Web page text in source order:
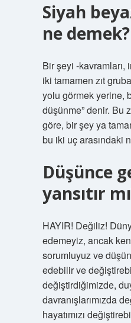
Siyah
ne demek?
Bir şeyi -kavramları,
iki tamamen zıt
yolu görmek yerine,
düşünme” denir. Bu
göre, bir şey ya
bu iki uç arasındaki
Düşünce
yansıtır
HAYIR! Değiliz!
edemeyiz, ancak
sorumluyuz ve
edebilir ve
değiştirdiğimizde,
davranışlarımızda
hayatımızı